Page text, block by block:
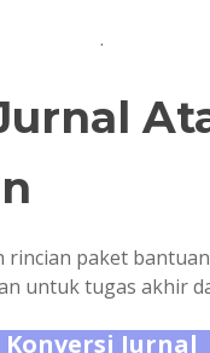
.
rincian paket
untuk tugas akhir
Konversi Jurnal